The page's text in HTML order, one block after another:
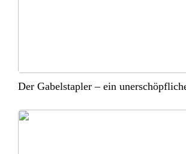
Der Gabelstapler – ein